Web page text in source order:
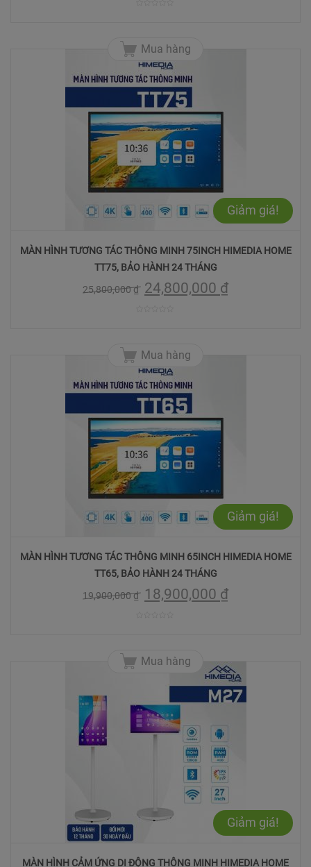
Mua hàng
Giảm giá!
MÀN HÌNH TƯƠNG TÁC THÔNG MINH 75INCH HIMEDIA HOME
TT75, BẢO HÀNH 24 THÁNG
25,800,000₫ 24,800,000 ₫
Mua hàng
Giảm giá!
MÀN HÌNH TƯƠNG TÁC THÔNG MINH 65INCH HIMEDIA HOME
TT65, BẢO HÀNH 24 THÁNG
19,900,000₫ 18,900,000 ₫
Mua hàng
Giảm giá!
MÀN HÌNH CẢM ỨNG DI ĐỘNG THÔNG MINH HIMEDIA HOME